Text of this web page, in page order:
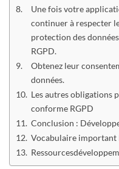
Une fois votre
continuer à respecter
protection des
RGPD.
Obtenez leur
données.
Les autres obligations
conforme RGPD
Conclusion :
Vocabulaire important